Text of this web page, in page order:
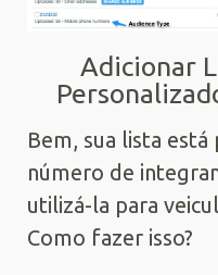
Adicionar
Bem, sua lista
número de
utilizá-la para
Como fazer isso?